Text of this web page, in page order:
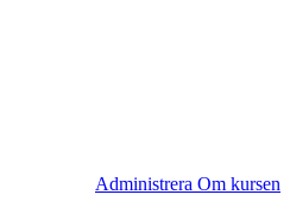
Administrera Om kursen